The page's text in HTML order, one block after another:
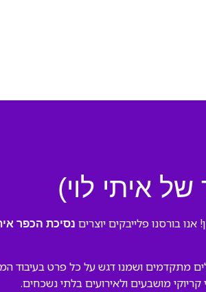
איתי לוי)
בורסנו פלייבקים יוצרים נסיכת הכפר
ושמנו דגש על כל פרט בעיבוד
מושבעים ולאירועים בלתי נשכחים.